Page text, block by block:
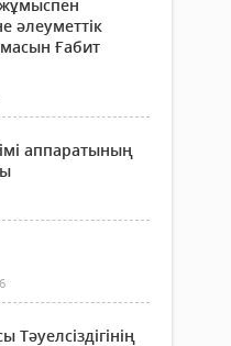
әлеуметтік
Ғабит
аппаратының
Тәуелсіздігінің